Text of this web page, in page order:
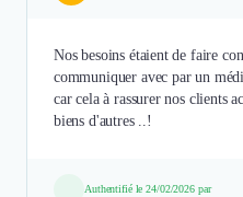
Nos besoins étaient de faire
communiquer avec par un
car cela à rassurer nos clients
biens d'autres ..!
Authentifié le 24/02/2026 par